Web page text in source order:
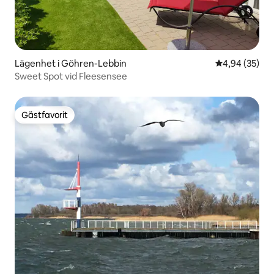
Lägenhet i Göhren-Lebbin 4,94 av 5 i
4,94 (35)
Sweet Spot vid Fleesensee
Gästfavorit
Gästfavorit